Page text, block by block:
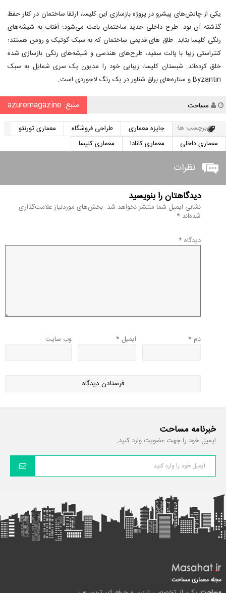
یکی از چالش‌های پیشرو در پروژه بازسازی این کلیسا، ارتقا ساختمان در کنار حفظ
گذشته آن بود. طرح داخلی جدید ساختمان باعث می‌شود؛ آفتاب به شیشه‌های
رنگی کلیسا بتابد. طاق های قدیمی ساختمان که به سبک گوتیک و رومن هستند؛
کنتراستی زیبا با پالت سفید، طرح‌های هندسی و شیشه‌های رنگی بازسازی شده
خلق کرده‌اند. شبستان کلیسا، زیبایی خود را مدیون یک سری شمایل به سبک
Byzantin و ستاره‌های براق شناور در یک رنگ لاجوردی است.
نویسنده
مساحت منبع: azuremagazine
برچسب ها: جایزه معماری طراحی فروشگاه
معماری تورنتو
معماری داخلی
معماری کانادا معماری کلیسا
نظرات
دیدگاهتان را بنویسید
نشانی ایمیل شما منتشر نخواهد شد. بخش‌های موردنیاز علامت‌گذاری
شده‌اند *
دیدگاه *
نام * ایمیل * وب‌ سایت
خبرنامه مساحت
ایمیل خود را جهت عضویت وارد کنید.
مجله معماری مساحت